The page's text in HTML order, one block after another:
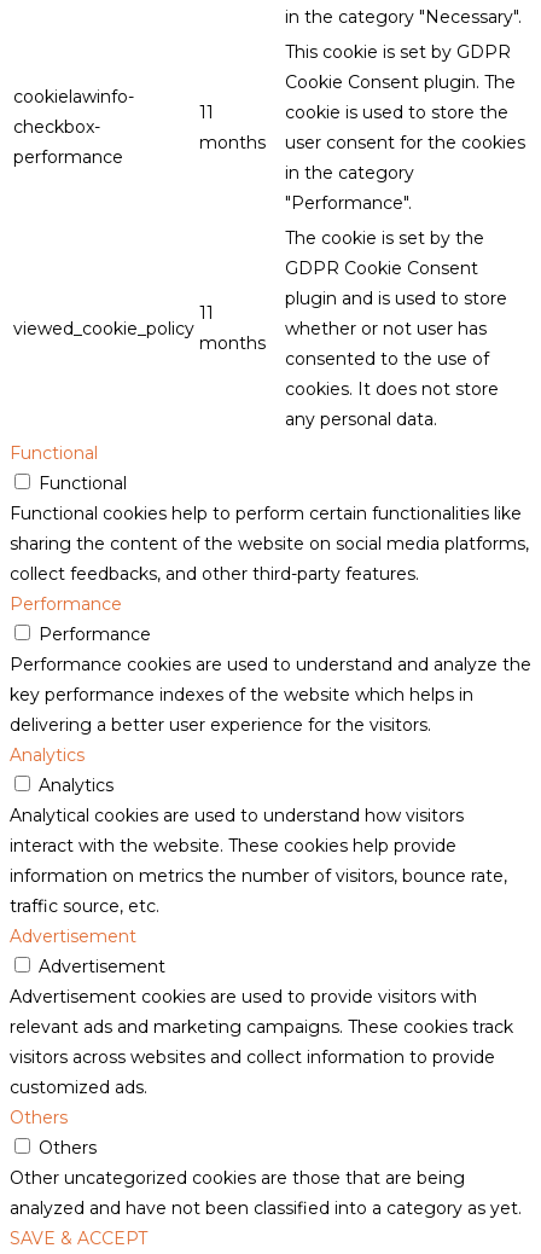
in the category "Necessary".
cookielawinfo-
checkbox-
performance
11
months
This cookie is set by GDPR
Cookie Consent plugin. The
cookie is used to store the
user consent for the cookies
in the category
"Performance".
viewed_cookie_policy
11
months
The cookie is set by the
GDPR Cookie Consent
plugin and is used to store
whether or not user has
consented to the use of
cookies. It does not store
any personal data.
Functional
Functional
Functional cookies help to perform certain functionalities like
sharing the content of the website on social media platforms,
collect feedbacks, and other third-party features.
Performance
Performance
Performance cookies are used to understand and analyze the
key performance indexes of the website which helps in
delivering a better user experience for the visitors.
Analytics
Analytics
Analytical cookies are used to understand how visitors
interact with the website. These cookies help provide
information on metrics the number of visitors, bounce rate,
traffic source, etc.
Advertisement
Advertisement
Advertisement cookies are used to provide visitors with
relevant ads and marketing campaigns. These cookies track
visitors across websites and collect information to provide
customized ads.
Others
Others
Other uncategorized cookies are those that are being
analyzed and have not been classified into a category as yet.
SAVE & ACCEPT